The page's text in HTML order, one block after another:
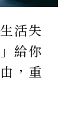
活失
給你
，重